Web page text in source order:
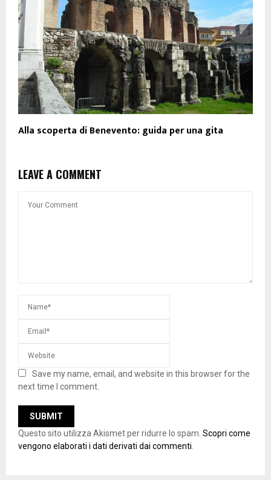
Alla scoperta di Benevento: guida per una gita
LEAVE A COMMENT
Save my name, email, and website in this browser for the
next time I comment.
Questo sito utilizza Akismet per ridurre lo spam. Scopri come
vengono elaborati i dati derivati dai commenti.